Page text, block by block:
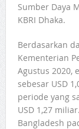
Sumber Daya
KBRI Dhaka.
Berdasarkan
Kementerian
Agustus 2020,
sebesar USD
periode yang
USD 1,27
Bangladesh